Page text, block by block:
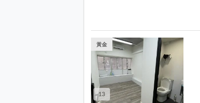
13
黃金